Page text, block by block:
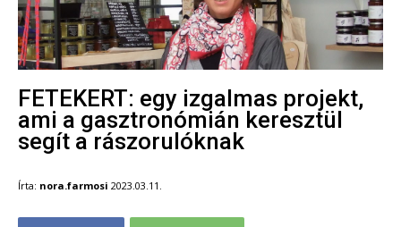
FETEKERT: egy izgalmas projekt,
ami a gasztronómián keresztül
segít a rászorulóknak
Írta: nora.farmosi 2023.03.11.